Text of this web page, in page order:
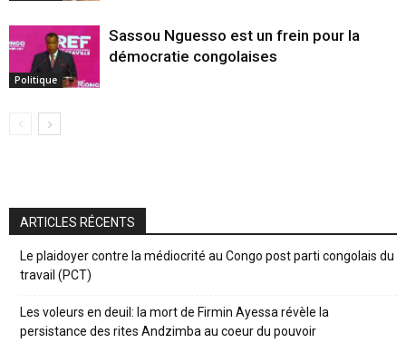
Politique
Sassou Nguesso est un frein pour la
démocratie congolaises
ARTICLES RÉCENTS
Le plaidoyer contre la médiocrité au Congo post parti congolais du
travail (PCT)
Les voleurs en deuil: la mort de Firmin Ayessa révèle la
persistance des rites Andzimba au coeur du pouvoir